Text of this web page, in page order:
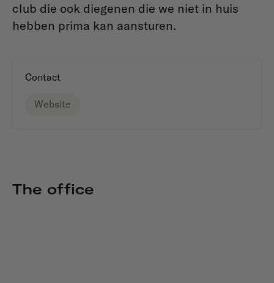
club die ook diegenen die we niet in huis
hebben prima kan aansturen.
Contact
Website
The office